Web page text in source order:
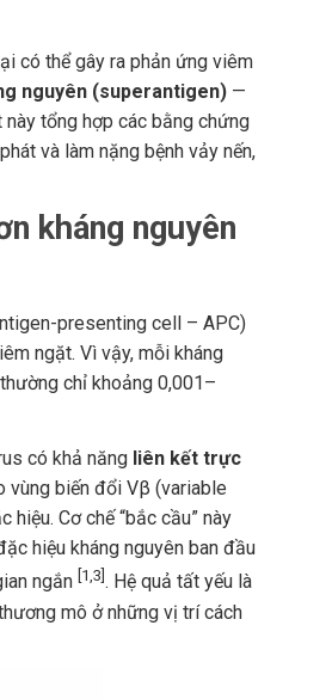
có thể gây ra phản ứng viêm
nguyên (superantigen) —
tổng hợp các bằng chứng
và làm nặng bệnh vảy nến,
kháng nguyên
presenting cell – APC)
ngặt. Vì vậy, mỗi kháng
chỉ khoảng 0,001–
có khả năng liên kết trực
vùng biến đổi Vβ (variable
Cơ chế “bắc cầu” này
hiệu kháng nguyên ban đầu
ngắn [1,3] . Hệ quả tất yếu là
mô ở những vị trí cách